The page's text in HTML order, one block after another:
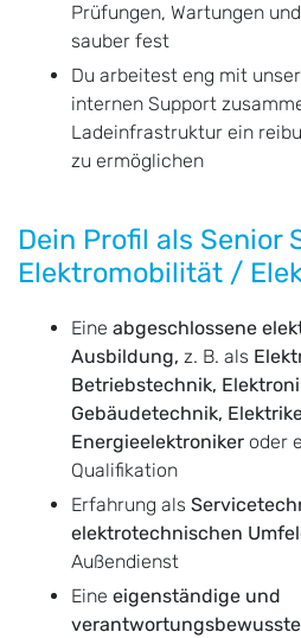
Prüfungen, Wartungen
sauber fest
Du arbeitest eng mit
internen Support
Ladeinfrastruktur ein
zu ermöglichen
Dein Profil als Senior
Elektromobilität /
Eine abgeschlossene
Ausbildung, z. B. als
Betriebstechnik,
Gebäudetechnik,
Energieelektroniker oder
Qualifikation
Erfahrung als
elektrotechnischen
Außendienst
Eine eigenständige und